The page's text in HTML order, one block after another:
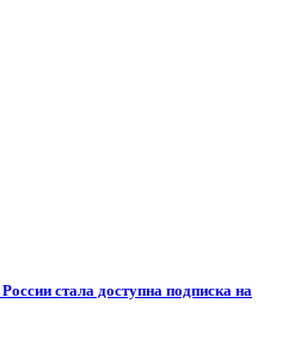
стала доступна подписка на